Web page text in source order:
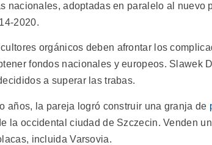
nacionales, adoptadas en paralelo al nuevo
2020.
orgánicos deben afrontar los
fondos nacionales y europeos. Slawek
a superar las trabas.
años, la pareja logró construir una granja de
la occidental ciudad de Szczecin. Venden
incluida Varsovia.